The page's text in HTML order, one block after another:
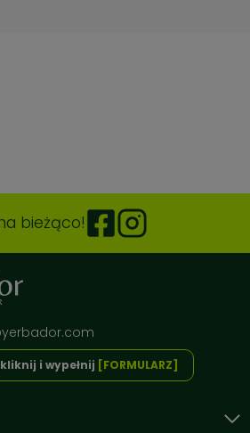
bieżąco!
i wypełnij [FORMULARZ]